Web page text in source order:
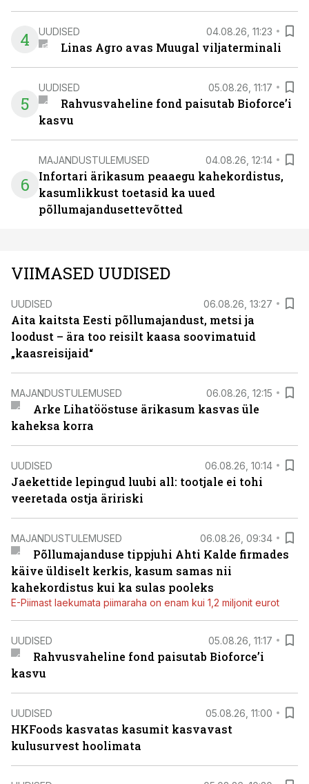
4 UUDISED 04.08.26, 11:23
Linas Agro avas Muugal viljaterminali
5
UUDISED 05.08.26, 11:17
Rahvusvaheline fond paisutab Bioforce’i
kasvu
6
MAJANDUSTULEMUSED 04.08.26, 12:14
Infortari ärikasum peaaegu kahekordistus,
kasumlikkust toetasid ka uued
põllumajandusettevõtted
VIIMASED UUDISED
UUDISED 06.08.26, 13:27
Aita kaitsta Eesti põllumajandust, metsi ja
loodust – ära too reisilt kaasa soovimatuid
„kaasreisijaid“
MAJANDUSTULEMUSED 06.08.26, 12:15
Arke Lihatööstuse ärikasum kasvas üle
kaheksa korra
UUDISED 06.08.26, 10:14
Jaekettide lepingud luubi all: tootjale ei tohi
veeretada ostja äririski
MAJANDUSTULEMUSED 06.08.26, 09:34
Põllumajanduse tippjuhi Ahti Kalde firmades
käive üldiselt kerkis, kasum samas nii
kahekordistus kui ka sulas pooleks
E-Piimast laekumata piimaraha on enam kui 1,2 miljonit eurot
UUDISED 05.08.26, 11:17
Rahvusvaheline fond paisutab Bioforce’i
kasvu
UUDISED 05.08.26, 11:00
HKFoods kasvatas kasumit kasvavast
kulusurvest hoolimata